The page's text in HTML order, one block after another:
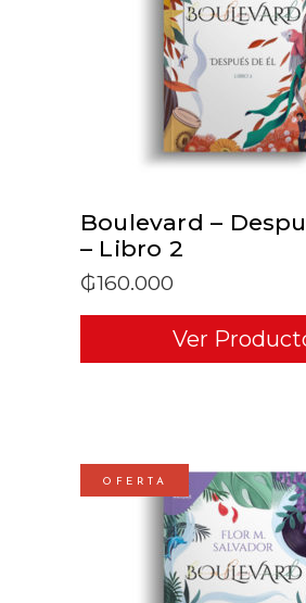
ADD TO
Boulevard –
– Libro 2
₲160.000
Ver
OFERTA
ADD TO